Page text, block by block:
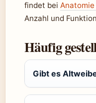
findet bei
Anzahl und
Häufig
Gibt es